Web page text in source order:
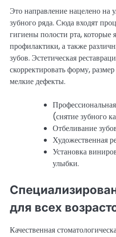
Это направление нацелено на
зубного ряда. Сюда входят
гигиены полости рта, которые
профилактики, а также
зубов. Эстетическая
скорректировать форму,
мелкие дефекты.
(снятие зубного
Отбеливание
Художественная
Установка
улыбки.
для всех
Качественная